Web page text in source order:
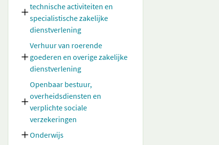
technische activiteiten en
specialistische zakelijke
dienstverlening
Verhuur van roerende
goederen en overige zakelijke
dienstverlening
Openbaar bestuur,
overheidsdiensten en
verplichte sociale
verzekeringen
Onderwijs